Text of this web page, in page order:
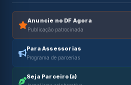
Anuncie no DF Agora
Publicação patrocinada
Para Assessorias
Programa de parcerias
Seja Parceiro(a)